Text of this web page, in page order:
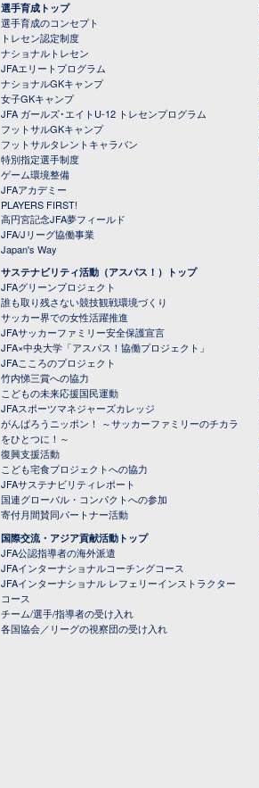
選手育成トップ
選手育成のコンセプト
トレセン認定制度
ナショナルトレセン
JFAエリートプログラム
ナショナルGKキャンプ
女子GKキャンプ
JFA ガールズ･エイトU-12 トレセンプログラム
フットサルGKキャンプ
フットサルタレントキャラバン
特別指定選手制度
ゲーム環境整備
JFAアカデミー
PLAYERS FIRST!
高円宮記念JFA夢フィールド
JFA/Jリーグ協働事業
Japan's Way
サステナビリティ活動（アスパス！）トップ
JFAグリーンプロジェクト
誰も取り残さない競技観戦環境づくり
サッカー界での女性活躍推進
JFAサッカーファミリー安全保護宣言
JFA×中央大学「アスパス！協働プロジェクト」
JFAこころのプロジェクト
竹内悌三賞への協力
こどもの未来応援国民運動
JFAスポーツマネジャーズカレッジ
がんばろうニッポン！ ～サッカーファミリーのチカラ
をひとつに！～
復興支援活動
こども宅食プロジェクトへの協力
JFAサステナビリティレポート
国連グローバル・コンパクトへの参加
寄付月間賛同パートナー活動
国際交流・アジア貢献活動トップ
JFA公認指導者の海外派遣
JFAインターナショナルコーチングコース
JFAインターナショナル レフェリーインストラクター
コース
チーム/選手/指導者の受け入れ
各国協会／リーグの視察団の受け入れ